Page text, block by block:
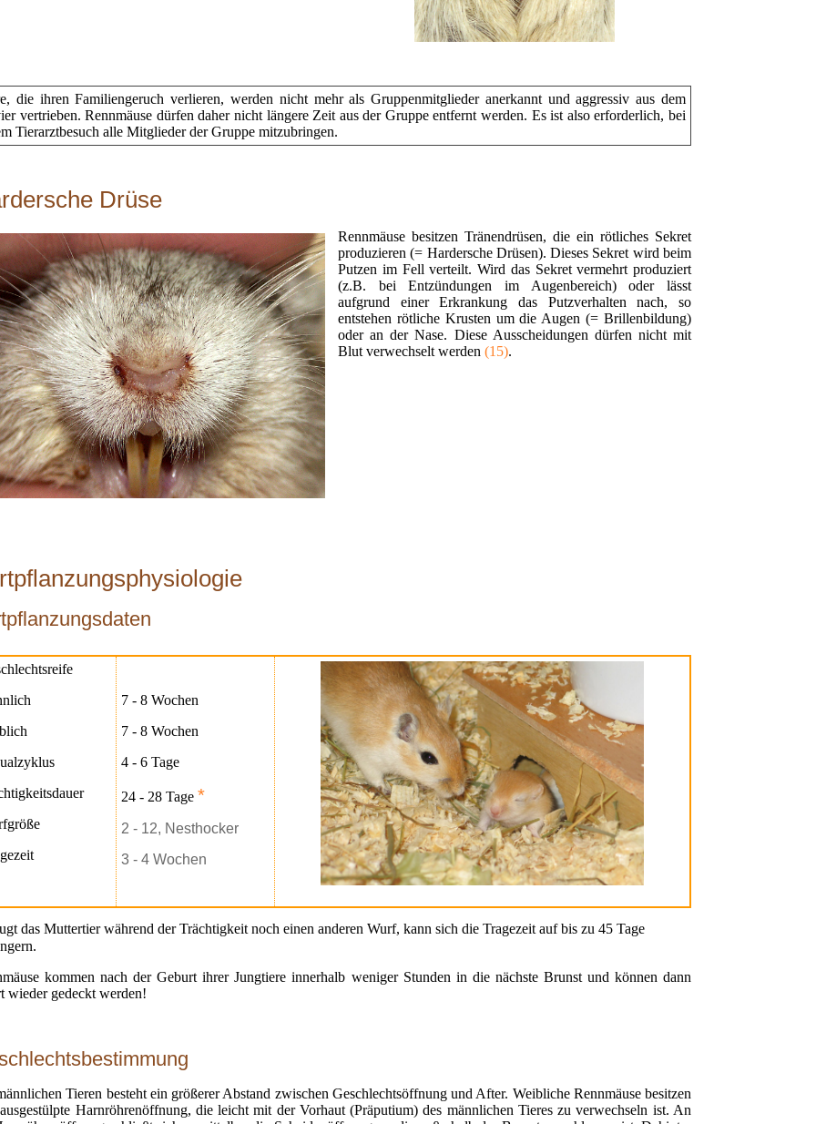
die ihren Familiengeruch verlieren, werden nicht mehr als Gruppenmitglieder anerkannt und aggressiv aus dem
vertrieben. Rennmäuse dürfen daher nicht längere Zeit aus der Gruppe entfernt werden. Es ist also erforderlich, bei
Tierarztbesuch alle Mitglieder der Gruppe mitzubringen.
Drüse
Rennmäuse besitzen Tränendrüsen, die ein rötliches Sekret
produzieren (= Hardersche Drüsen). Dieses Sekret wird beim
Putzen im Fell verteilt. Wird das Sekret vermehrt produziert
(z.B. bei Entzündungen im Augenbereich) oder lässt
aufgrund einer Erkrankung das Putzverhalten nach, so
entstehen rötliche Krusten um die Augen (= Brillenbildung)
oder an der Nase. Diese Ausscheidungen dürfen nicht mit
Blut verwechselt werden (15).
7 - 8 Wochen
7 - 8 Wochen
4 - 6 Tage
24 - 28 Tage *
2 - 12, Nesthocker
3 - 4 Wochen
das Muttertier während der Trächtigkeit noch einen anderen Wurf, kann sich die Tragezeit auf bis zu 45 Tage
kommen nach der Geburt ihrer Jungtiere innerhalb weniger Stunden in die nächste Brunst und können dann
wieder gedeckt werden!
Tieren besteht ein größerer Abstand zwischen Geschlechtsöffnung und After. Weibliche Rennmäuse besitzen
Harnröhrenöffnung, die leicht mit der Vorhaut (Präputium) des männlichen Tieres zu verwechseln ist. An